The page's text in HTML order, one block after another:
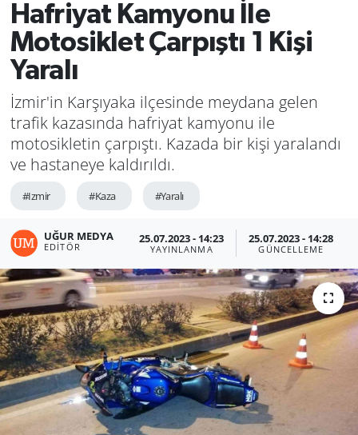
Hafriyat Kamyonu İle
Motosiklet Çarpıştı 1 Kişi
Yaralı
İzmir'in Karşıyaka ilçesinde meydana gelen
trafik kazasında hafriyat kamyonu ile
motosikletin çarpıştı. Kazada bir kişi yaralandı
ve hastaneye kaldırıldı.
#Izmir #Kaza #Yaralı
UĞUR MEDYA
EDITÖR
25.07.2023 - 14:23
YAYINLANMA
25.07.2023 - 14:28
GÜNCELLEME
Tüm Manşetler
Son Dakika Haberleri
Haber Arşivi